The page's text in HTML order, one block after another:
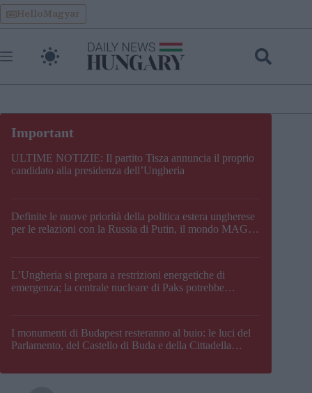
Skip
to
content
HelloMagyar
ULTIME NOTIZIE: Il partito Tisza annuncia il proprio
candidato alla presidenza dell’Ungheria
Definite le nuove priorità della politica estera ungherese
per le relazioni con la Russia di Putin, il mondo MAGA,
L’Ungheria si prepara a restrizioni energetiche di
emergenza; la centrale nucleare di Paks potrebbe
I monumenti di Budapest resteranno al buio: le luci del
Parlamento, del Castello di Buda e della Cittadella